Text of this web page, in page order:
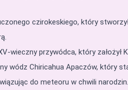
czirokeskiego, który
wieczny przywódca, który założył
wódz Chiricahua Apaczów, który
do meteoru w chwili